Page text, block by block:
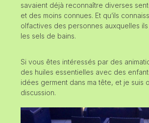
savaient déjà reconnaître diverses
et des moins connues. Et qu’ils
olfactives des personnes auxquelles
les sels de bains.
Si vous êtes intéressés par des
des huiles essentielles avec des
idées germent dans ma tête, et je suis
discussion.